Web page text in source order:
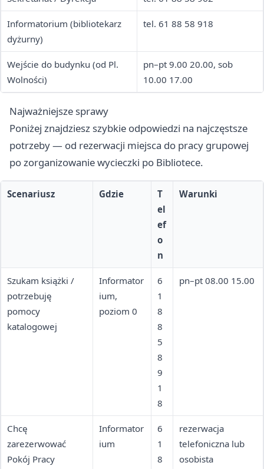
Informatorium (bibliotekarz
dyżurny)
tel. 61 88 58 918
Wejście do budynku (od Pl.
Wolności)
pn–pt 9.00 20.00, sob
10.00 17.00
Najważniejsze sprawy
Poniżej znajdziesz szybkie odpowiedzi na najczęstsze
potrzeby — od rezerwacji miejsca do pracy grupowej
po zorganizowanie wycieczki po Bibliotece.
Scenariusz Gdzie
T
el
ef
o
n
Warunki
Szukam książki /
potrzebuję
pomocy
katalogowej
Informator
ium,
poziom 0
6
1
8
8
5
8
9
1
8
pn–pt 08.00 15.00
Chcę
zarezerwować
Pokój Pracy
Informator
ium
6
1
8
rezerwacja
telefoniczna lub
osobista